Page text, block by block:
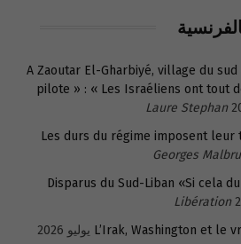
A Zaoutar El-Gharbiyé, village du
pilote » : « Les Israéliens ont tout
Laure Stephan
Les durs du régime imposent
Georges
Disparus du Sud-Liban «Si cela
Libération
L’Irak, Washington et le